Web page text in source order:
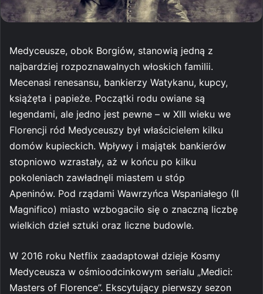
Medyceusze, obok Borgiów, stanowią jedną z
najbardziej rozpoznawalnych włoskich familii.
Mecenasi renesansu, bankierzy Watykanu, kupcy,
książęta i papieże. Początki rodu owiane są
legendami, ale jedno jest pewne – w XIII wieku we
Florencji ród Medyceuszy był właścicielem kilku
domów kupieckich. Wpływy i majątek bankierów
stopniowo wzrastały, aż w końcu po kilku
pokoleniach zawładnęli miastem u stóp
Apeninów. Pod rządami Wawrzyńca Wspaniałego (Il
Magnifico) miasto wzbogaciło się o znaczną liczbę
wielkich dzieł sztuki oraz liczne budowle.
W 2016 roku Netflix zaadaptował dzieje Kosmy
Medyceusza w ośmioodcinkowym serialu „Medici:
Masters of Florence”. Ekscytujący pierwszy sezon